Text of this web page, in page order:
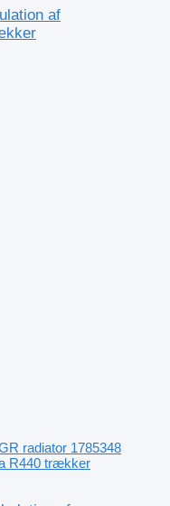
af
radiator 1785348
R440 trækker